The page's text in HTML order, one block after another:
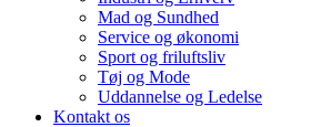
Mad og Sundhed
Service og økonomi
Sport og friluftsliv
Tøj og Mode
Uddannelse og Ledelse
Kontakt os